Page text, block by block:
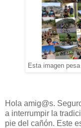
Esta imagen
Hola amig@s.
a interrumpir la
pie del cañón. Este